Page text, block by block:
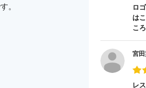
。
ロ
は
こ
宮
レ